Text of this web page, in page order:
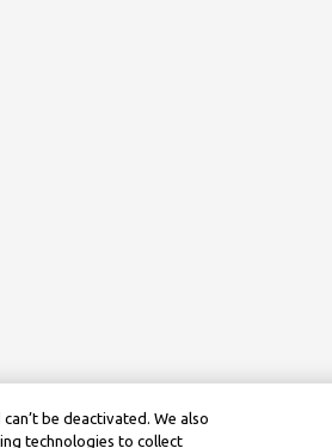
be deactivated. We also
technologies to collect